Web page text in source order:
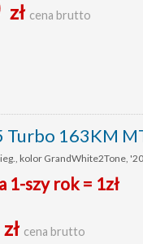
zł cena brutto
Turbo 163KM
kolor GrandWhite2Tone,
1-szy rok = 1zł
zł cena brutto